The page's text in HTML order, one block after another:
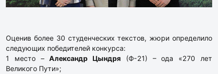
Оценив более 30 студенческих текстов, жюри определило
следующих победителей конкурса:
1 место –Александр Цындря (Ф-21) – ода «270 лет
Великого Пути»;